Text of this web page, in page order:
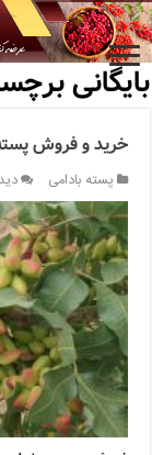
خانه / بایگانی
بایگانی
خرید و فروش
پسته بادامی